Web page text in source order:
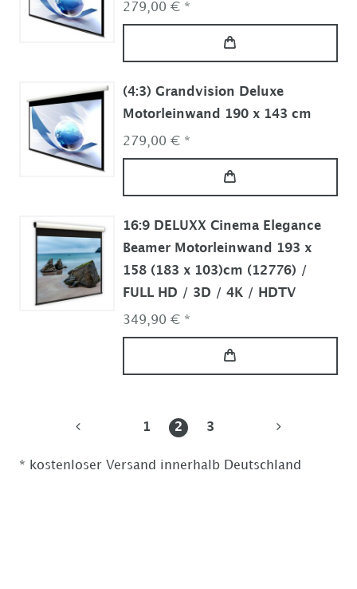
279,00 € *
(4:3) Grandvision Deluxe
Motorleinwand 190 x 143 cm
279,00 € *
16:9 DELUXX Cinema Elegance
Beamer Motorleinwand 193 x
158 (183 x 103)cm (12776) /
FULL HD / 3D / 4K / HDTV
349,90 € *
1 2 3
* kostenloser Versand innerhalb Deutschland